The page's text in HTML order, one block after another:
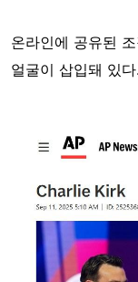
온라인에 공유된
얼굴이 삽입돼 있다.
Image